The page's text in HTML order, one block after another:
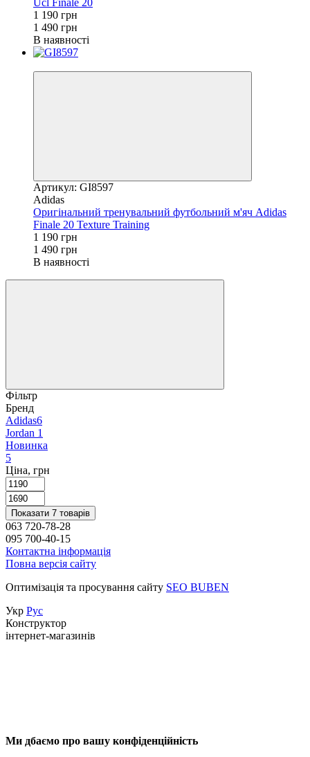
1 190 грн
1 490 грн
В наявності
Артикул: GI8597
Adidas
Оригінальний тренувальний футбольний м'яч Adidas
Finale 20 Texture Training
1 190 грн
1 490 грн
В наявності
Фільтр
Бренд
Adidas6
Jordan 1
Новинка
5
Ціна, грн
Показати 7 товарів
063 720-78-28
095 700-40-15
Контактна інформація
Повна версія сайту
Оптимізація та просування сайту SEO BUBEN
Укр Рус
Конструктор
інтернет-магазинів
Ми дбаємо про вашу конфіденційність